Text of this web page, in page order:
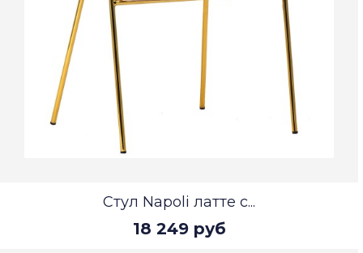
Стул Napoli латте с...
18 249 руб